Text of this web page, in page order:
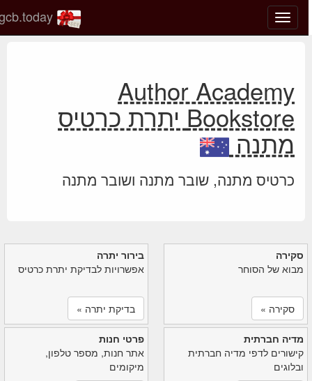
החלף
מצב
gcb.today
Author Academy
Bookstore יתרת כרטיס
מתנה
כרטיס מתנה, שובר מתנה ושובר מתנה
בירור יתרה
אפשרויות לבדיקת יתרת כרטיס
בדיקת יתרה »
סקירה
מבוא של הסוחר
סקירה »
פרטי חנות
אתר חנות, מספר טלפון,
מיקומים
מדיה חברתית
קישורים לדפי מדיה חברתית
ובלוגים